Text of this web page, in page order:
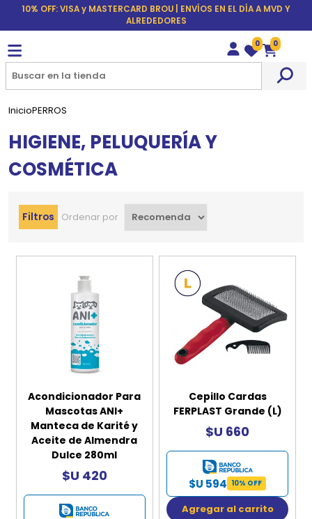
10% OFF: VISA y MASTERCARD BROU | ENVÍOS EN EL DÍA A MVD Y
ALREDEDORES
Wishlist
0
Carrito
0
InicioPERROS
HIGIENE, PELUQUERÍA Y
COSMÉTICA
Filtros Ordenar por
Acondicionador Para
Mascotas ANI+
Manteca de Karité y
Aceite de Almendra
Dulce 280ml
$U 420
Cepillo Cardas
FERPLAST Grande (L)
$U 660
$U 594 10% OFF
Agregar al carrito